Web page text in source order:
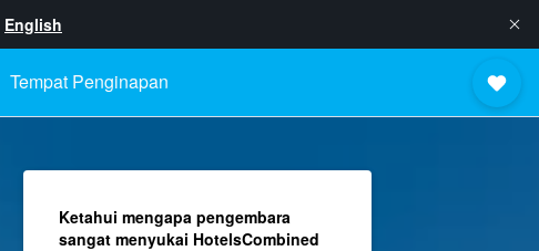
English
Tempat Penginapan
Ketahui mengapa pengembara
sangat menyukai HotelsCombined